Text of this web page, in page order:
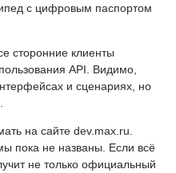
с цифровым паспортом
сторонние клиенты
API. Видимо,
и сценариях, но
на сайте dev.max.ru.
пока не названы. Если всё
не только официальный